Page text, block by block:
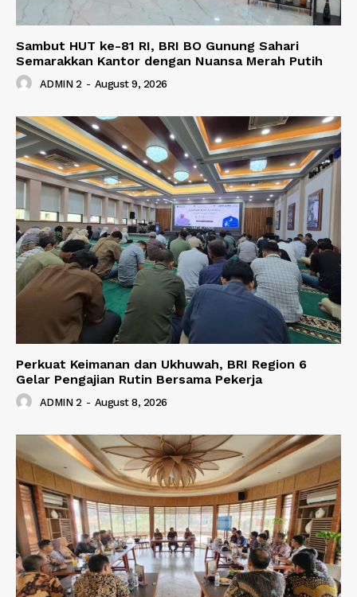
Sambut HUT ke-81 RI, BRI BO Gunung Sahari
Semarakkan Kantor dengan Nuansa Merah Putih
ADMIN 2 - August 9, 2026
Perkuat Keimanan dan Ukhuwah, BRI Region 6
Gelar Pengajian Rutin Bersama Pekerja
ADMIN 2 - August 8, 2026